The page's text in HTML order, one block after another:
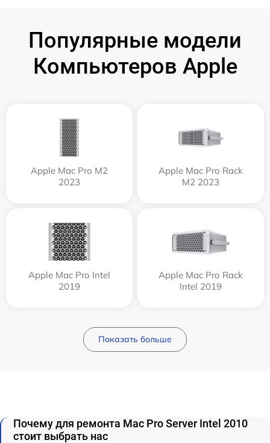
Популярные модели
Компьютеров Apple
Apple Mac Pro M2
2023
Apple Mac Pro Rack
M2 2023
Apple Mac Pro Intel
2019
Apple Mac Pro Rack
Intel 2019
Показать больше
Почему для ремонта Mac Pro Server Intel 2010
стоит выбрать нас